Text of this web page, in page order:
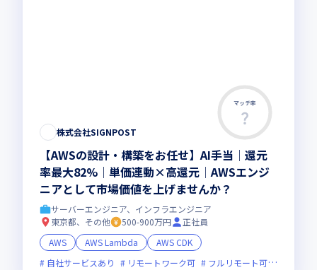
マッチ率
株式会社SIGNPOST
【AWSの設計・構築をお任せ】AI手当│還元
率最大82%｜単価連動×高還元│AWSエンジ
ニアとして市場価値を上げませんか？
サーバーエンジニア、インフラエンジニア
東京都、その他
500-900万円
正社員
AWS
AWS Lambda
AWS CDK
自社サービスあり
リモートワーク可 フルリモート可